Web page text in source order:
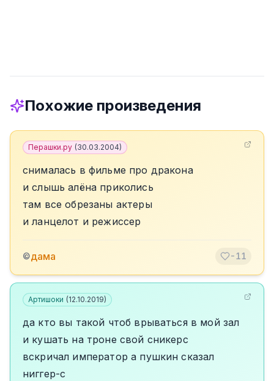
Похожие произведения
Перашки.ру (30.03.2004)
снималась в фильме про дракона
и слышь алёна приколись
там все обрезаны актеры
и ланцелот и режиссер
©дама -11
Артишоки (12.10.2019)
да кто вы такой чтоб врываться в мой зал
и кушать на троне свой сникерс
вскричал император а пушкин сказал
ниггер-с